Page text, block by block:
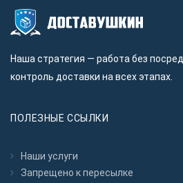
Наша стратегия — работа без
контроль доставки на всех этапах.
ПОЛЕЗНЫЕ ССЫЛКИ
Наши услуги
Запрещено к пересылкe